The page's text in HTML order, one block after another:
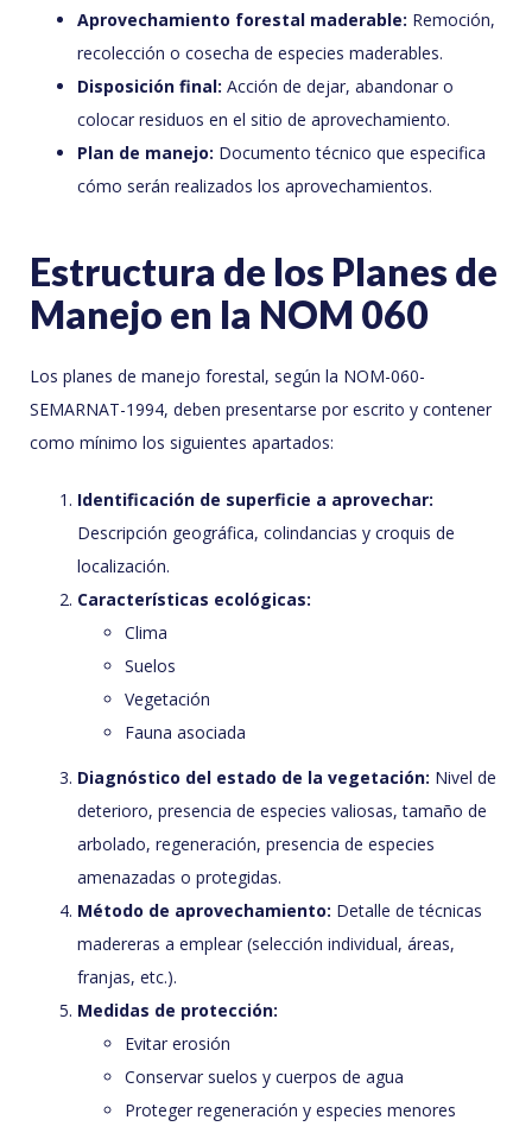
Aprovechamiento forestal maderable: Remoción,
recolección o cosecha de especies maderables.
Disposición final: Acción de dejar, abandonar o
colocar residuos en el sitio de aprovechamiento.
Plan de manejo: Documento técnico que especifica
cómo serán realizados los aprovechamientos.
Estructura de los Planes de
Manejo en la NOM 060
Los planes de manejo forestal, según la NOM-060-
SEMARNAT-1994, deben presentarse por escrito y contener
como mínimo los siguientes apartados:
Identificación de superficie a aprovechar:
Descripción geográfica, colindancias y croquis de
localización.
Características ecológicas:
Clima
Suelos
Vegetación
Fauna asociada
Diagnóstico del estado de la vegetación: Nivel de
deterioro, presencia de especies valiosas, tamaño de
arbolado, regeneración, presencia de especies
amenazadas o protegidas.
Método de aprovechamiento: Detalle de técnicas
madereras a emplear (selección individual, áreas,
franjas, etc.).
Medidas de protección:
Evitar erosión
Conservar suelos y cuerpos de agua
Proteger regeneración y especies menores